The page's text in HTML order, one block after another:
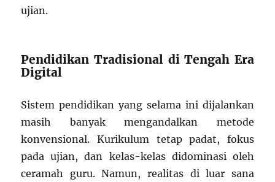
ujian.
Pendidikan Tradisional di Tengah Era
Digital
Sistem pendidikan yang selama ini dijalankan
masih banyak mengandalkan metode
konvensional. Kurikulum tetap padat, fokus
pada ujian, dan kelas-kelas didominasi oleh
ceramah guru. Namun, realitas di luar sana